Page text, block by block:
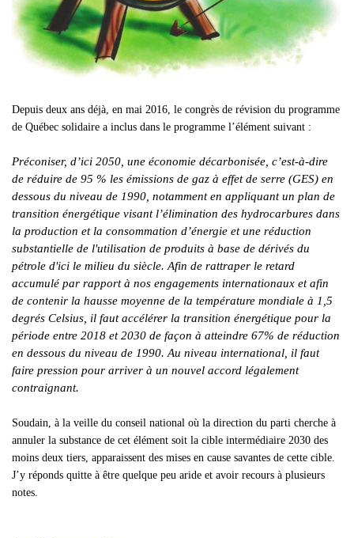
Depuis deux ans déjà, en mai 2016, le congrès de révision du programme
de Québec solidaire a inclus dans le programme l’élément suivant :
Préconiser, d’ici 2050, une économie décarbonisée, c’est-à-dire
de réduire de 95 % les émissions de gaz à effet de serre (GES) en
dessous du niveau de 1990, notamment en appliquant un plan de
transition énergétique visant l’élimination des hydrocarbures dans
la production et la consommation d’énergie et une réduction
substantielle de l'utilisation de produits à base de dérivés du
pétrole d'ici le milieu du siècle. Afin de rattraper le retard
accumulé par rapport à nos engagements internationaux et afin
de contenir la hausse moyenne de la température mondiale à 1,5
degrés Celsius, il faut accélérer la transition énergétique pour la
période entre 2018 et 2030 de façon à atteindre 67% de réduction
en dessous du niveau de 1990. Au niveau international, il faut
faire pression pour arriver à un nouvel accord légalement
contraignant.
Soudain, à la veille du conseil national où la direction du parti cherche à
annuler la substance de cet élément soit la cible intermédiaire 2030 des
moins deux tiers, apparaissent des mises en cause savantes de cette cible.
J’y réponds quitte à être quelque peu aride et avoir recours à plusieurs
notes.